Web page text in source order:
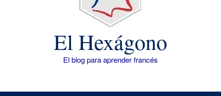
El Hexágono
El blog para aprender francés